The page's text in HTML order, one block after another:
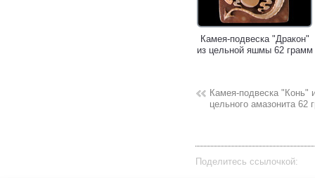
Камея-подвеска "Дракон"
из цельной яшмы 62 грамм
Камея-подвеска "Конь"
цельного амазонита 62
Поделитесь ссылочкой: